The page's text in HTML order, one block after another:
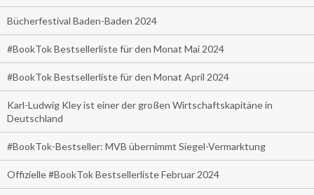
Bücherfestival Baden-Baden 2024
#BookTok Bestsellerliste für den Monat Mai 2024
#BookTok Bestsellerliste für den Monat April 2024
Karl-Ludwig Kley ist einer der großen Wirtschaftskapitäne in
Deutschland
#BookTok-Bestseller: MVB übernimmt Siegel-Vermarktung
Offizielle #BookTok Bestsellerliste Februar 2024